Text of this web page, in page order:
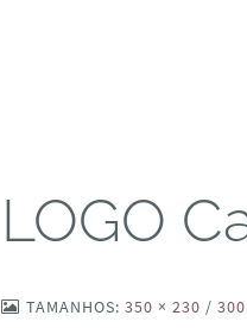
LOGO
TAMANHOS:350 × 230 /